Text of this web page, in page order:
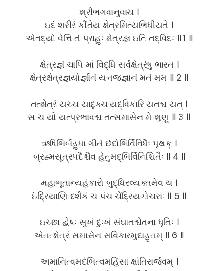
શ્રીભગવાનુવાચ ।
ઇદં શરીરં કૌંતેય ક્ષેત્રમિત્યભિધીયતે ।
એતદ્યો વેત્તિ તં પ્રાહુઃ ક્ષેત્રજ્ઞ ઇતિ તદ્વિદઃ ॥ 1 ॥
ક્ષેત્રજ્ઞં ચાપિ માં વિદ્ધિ સર્વક્ષેત્રેષુ ભારત ।
ક્ષેત્રક્ષેત્રજ્ઞયોર્જ્ઞાનં યત્તજ્જ્ઞાનં મતં મમ ॥ 2 ॥
તત્ક્ષેત્રં યચ્ચ યાદૃક્ચ યદ્વિકારિ યતશ્ચ યત્ ।
સ ચ યો યત્પ્રભાવશ્ચ તત્સમાસેન મે શૃણુ ॥ 3 ॥
ઋષિભિર્બહુધા ગીતં છંદોભિર્વિવિધૈઃ પૃથક્ ।
બ્રહ્મસૂત્રપદૈશ્ચૈવ હેતુમદ્ભિર્વિનિશ્ચિતૈઃ ॥ 4 ॥
મહાભૂતાન્યહંકારો બુદ્ધિરવ્યક્તમેવ ચ ।
ઇંદ્રિયાણિ દશૈકં ચ પંચ ચેંદ્રિયગોચરાઃ ॥ 5 ॥
ઇચ્છા દ્વેષઃ સુખં દુઃખં સંઘાતશ્ચેતના ધૃતિઃ ।
એતત્ક્ષેત્રં સમાસેન સવિકારમુદાહૃતમ્ ॥ 6 ॥
અમાનિત્વમદંભિત્વમહિંસા ક્ષાંતિરાર્જવમ્ ।